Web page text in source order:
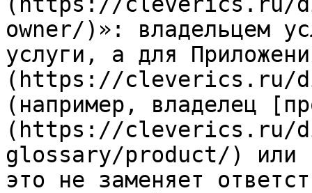
owner/)»: владельцем
услуги, а для
(https://cleverics.ru/
(например, владелец
(https://cleverics.ru/
glossary/product/) или
это не заменяет